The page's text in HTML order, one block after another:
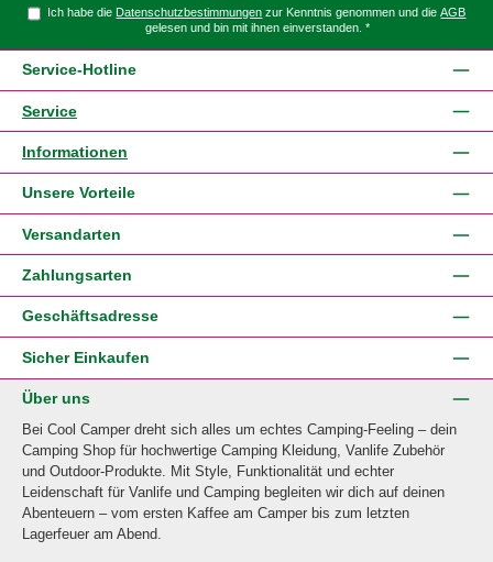
Ich habe dieDatenschutzbestimmungen zur Kenntnis genommen und dieAGB
gelesen und bin mit ihnen einverstanden. *
Service-Hotline
Service
Informationen
Unsere Vorteile
Versandarten
Zahlungsarten
Geschäftsadresse
Sicher Einkaufen
Über uns
Bei Cool Camper dreht sich alles um echtes Camping-Feeling – dein
Camping Shop für hochwertige Camping Kleidung, Vanlife Zubehör
und Outdoor-Produkte. Mit Style, Funktionalität und echter
Leidenschaft für Vanlife und Camping begleiten wir dich auf deinen
Abenteuern – vom ersten Kaffee am Camper bis zum letzten
Lagerfeuer am Abend.